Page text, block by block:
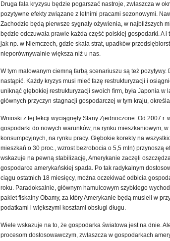
Druga fala kryzysu będzie pogarszać nastroje, zwłaszcza w
pozytywne efekty związane z letnimi pracami sezonowymi.
Zachodzie będą pierwsze sygnały ożywienia, w najbliższych
będzie odczuwała prawie każda część polskiej gospodarki. A
jak np. w Niemczech, gdzie skala strat, upadków
nieporównywalnie większa niż u nas.
W tym malowanym ciemną farbą scenariuszu są też pozytywy.
nastąpić. Każdy kryzys musi mieć fazę restrukturyzacji i
uniknąć głębokiej restrukturyzacji swoich firm, była Japonia w
głównych przyczyn stagnacji gospodarczej w tym kraju,
Wnioski z tej lekcji wyciągnęły Stany Zjednoczone. Od 2007 r.
gospodarki do nowych warunków, na rynku mieszkaniowym,
konsumpcyjnych, na rynku pracy. Głębokie korekty na
mieszkań o 30 proc., wzrost bezrobocia o 5,5 mln) przynoszą
wskazuje na pewną stabilizację, Amerykanie zaczęli
gospodarce amerykańskiej spada. Po tak radykalnym
ciągu ostatnich 18 miesięcy, można oczekiwać odbicia
roku. Paradoksalnie, głównym hamulcowym szybkiego
pakiet fiskalny Obamy, za który Amerykanie będą musieli w
podatkami i większymi kosztami obsługi długu.
Wiele wskazuje na to, że gospodarka światowa jest na dnie.
procesom dostosowawczym, zwłaszcza w gospodarkach